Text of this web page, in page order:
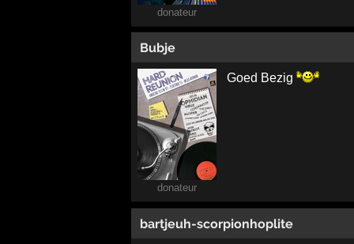
donateur
Bubje
donateur
Goed Bezig
bartjeuh-scorpionhoplite